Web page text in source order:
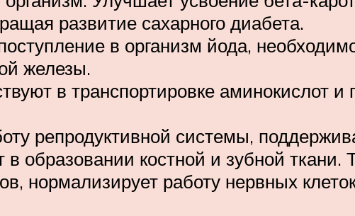
развитие сахарного диабета.
в организм йода,
железы.
в транспортировке аминокислот
репродуктивной системы,
в образовании костной и зубной
нормализирует работу нервных